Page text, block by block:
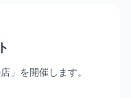
」を開催します。